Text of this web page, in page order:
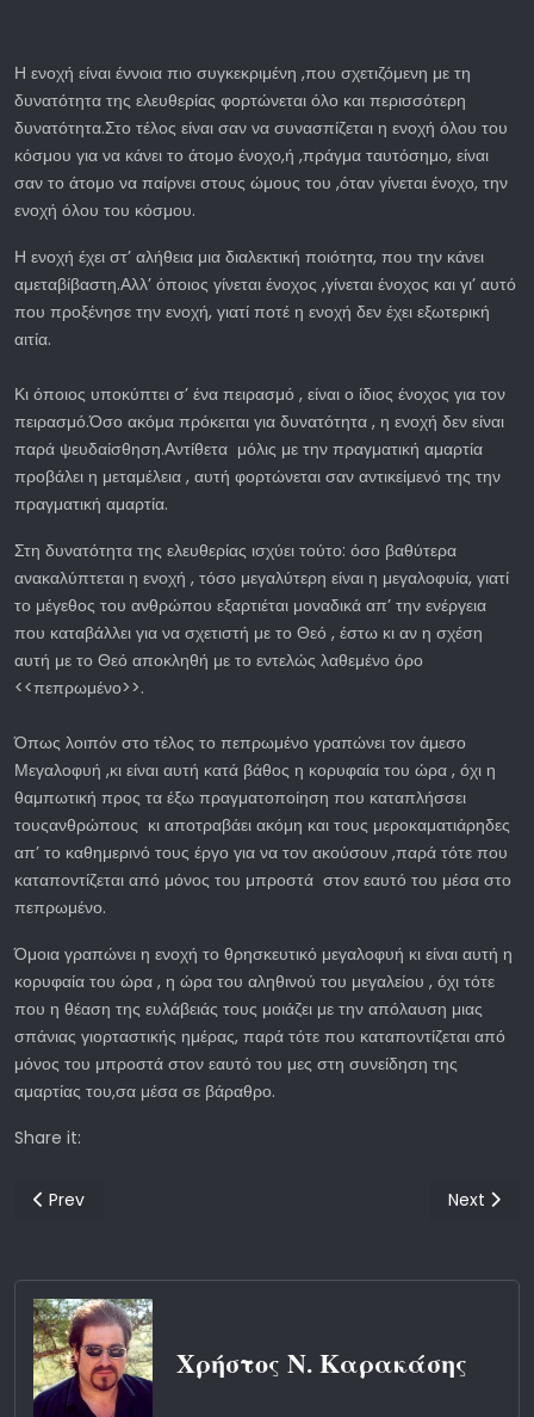
Η ενοχή είναι έννοια πιο συγκεκριμένη ,που σχετιζόμενη με τη
δυνατότητα της ελευθερίας φορτώνεται όλο και περισσότερη
δυνατότητα.Στο τέλος είναι σαν να συνασπίζεται η ενοχή όλου του
κόσμου για να κάνει το άτομο ένοχο,ή ,πράγμα ταυτόσημο, είναι
σαν το άτομο να παίρνει στους ώμους του ,όταν γίνεται ένοχο, την
ενοχή όλου του κόσμου.
Η ενοχή έχει στ’ αλήθεια μια διαλεκτική ποιότητα, που την κάνει
αμεταβίβαστη.Αλλ’ όποιος γίνεται ένοχος ,γίνεται ένοχος και γι’ αυτό
που προξένησε την ενοχή, γιατί ποτέ η ενοχή δεν έχει εξωτερική
αιτία.
Κι όποιος υποκύπτει σ’ ένα πειρασμό , είναι ο ίδιος ένοχος για τον
πειρασμό.Όσο ακόμα πρόκειται για δυνατότητα , η ενοχή δεν είναι
παρά ψευδαίσθηση.Αντίθετα μόλις με την πραγματική αμαρτία
προβάλει η μεταμέλεια , αυτή φορτώνεται σαν αντικείμενό της την
πραγματική αμαρτία.
Στη δυνατότητα της ελευθερίας ισχύει τούτο: όσο βαθύτερα
ανακαλύπτεται η ενοχή , τόσο μεγαλύτερη είναι η μεγαλοφυία, γιατί
το μέγεθος του ανθρώπου εξαρτιέται μοναδικά απ’ την ενέργεια
που καταβάλλει για να σχετιστή με το Θεό , έστω κι αν η σχέση
αυτή με το Θεό αποκληθή με το εντελώς λαθεμένο όρο
<<πεπρωμένο>>.
Όπως λοιπόν στο τέλος το πεπρωμένο γραπώνει τον άμεσο
Μεγαλοφυή ,κι είναι αυτή κατά βάθος η κορυφαία του ώρα , όχι η
θαμπωτική προς τα έξω πραγματοποίηση που καταπλήσσει
τουςανθρώπους κι αποτραβάει ακόμη και τους μεροκαματιάρηδες
απ’ το καθημερινό τους έργο για να τον ακούσουν ,παρά τότε που
καταποντίζεται από μόνος του μπροστά στον εαυτό του μέσα στο
πεπρωμένο.
Όμοια γραπώνει η ενοχή το θρησκευτικό μεγαλοφυή κι είναι αυτή η
κορυφαία του ώρα , η ώρα του αληθινού του μεγαλείου , όχι τότε
που η θέαση της ευλάβειάς τους μοιάζει με την απόλαυση μιας
σπάνιας γιορταστικής ημέρας, παρά τότε που καταποντίζεται από
μόνος του μπροστά στον εαυτό του μες στη συνείδηση της
αμαρτίας του,σα μέσα σε βάραθρο.
Share it:
Previous article: Η Ελλάδα και ο κόσμος (1800-2005)
Prev Next
Next
Χρήστος Ν. Καρακάσης